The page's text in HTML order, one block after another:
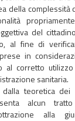
della complessità
del
al fine di
in
al corretto
sanitaria.
dalla teoretica
alcun
alla